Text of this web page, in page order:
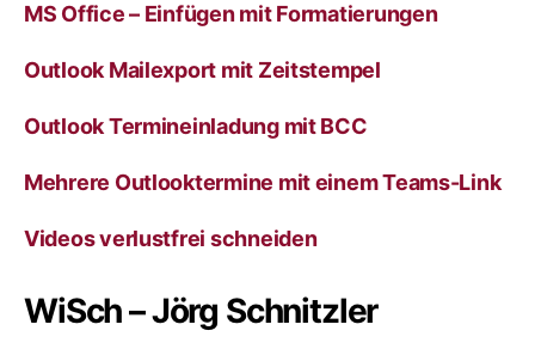
MS Office – Einfügen mit Formatierungen
Outlook Mailexport mit Zeitstempel
Outlook Termineinladung mit BCC
Mehrere Outlooktermine mit einem Teams-Link
Videos verlustfrei schneiden
WiSch – Jörg Schnitzler